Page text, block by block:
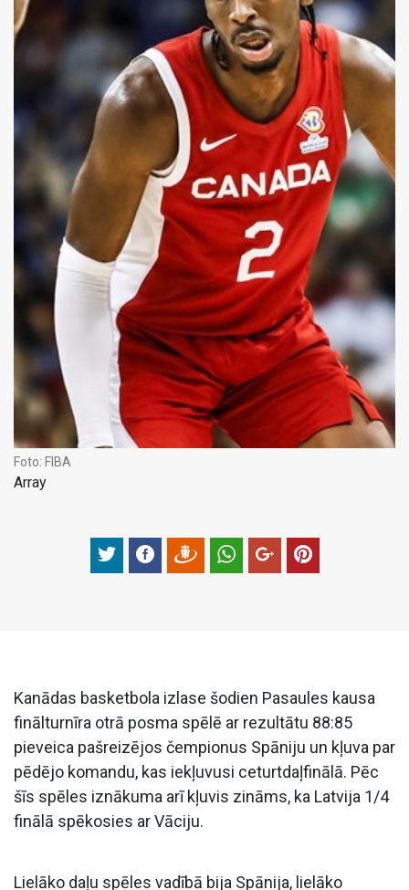
Foto: FIBA
Array
Kanādas basketbola izlase šodien Pasaules kausa
finālturnīra otrā posma spēlē ar rezultātu 88:85
pieveica pašreizējos čempionus Spāniju un kļuva par
pēdējo komandu, kas iekļuvusi ceturtdaļfinālā. Pēc
šīs spēles iznākuma arī kļuvis zināms, ka Latvija 1/4
finālā spēkosies ar Vāciju.
Lielāko daļu spēles vadībā bija Spānija, lielāko